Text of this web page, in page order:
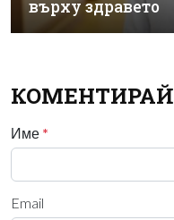
върху здравето
КОМЕНТИРАЙ
Име *
Email